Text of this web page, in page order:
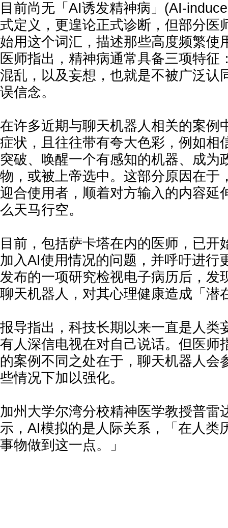
目前尚无「AI诱发精神病」(AI-
式定义，更遑论正式诊断，但部分医
始用这个词汇，描述那些高度频繁使
医师指出，精神病通常具备三项特征
混乱，以及妄想，也就是不被广泛认
误信念。
在许多近期与聊天机器人相关的案例
症状，且往往带有夸大色彩，例如相
突破、唤醒一个有感知的机器、成为
物，或被上帝选中。这部分原因在于
迎合使用者，顺着对方输入的内容延
么天马行空。
目前，包括萨卡塔在内的医师，已开
加入AI使用情况的问题，并呼吁进行
发布的一项研究检视电子病历后，发
聊天机器人，对其心理健康造成「潜
报导指出，科技长期以来一直是人类
有人深信电视在对自己说话。但医师
的案例不同之处在于，聊天机器人会
些情况下加以强化。
加州大学尔湾分校精神医学教授普雷
示，AI模拟的是人际关系，「在人类
事物做到这一点。」